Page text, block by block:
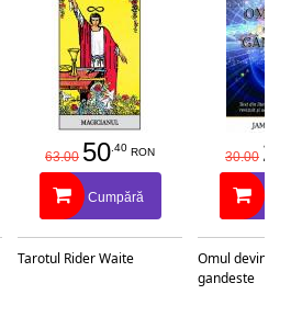
63.00 50.40 RON
Cumpără
Tarotul Rider Waite
30.00 25
Omul devine
gandeste